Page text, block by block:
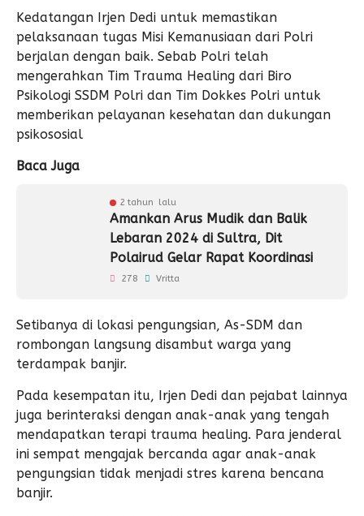
Kedatangan Irjen Dedi untuk memastikan
pelaksanaan tugas Misi Kemanusiaan dari Polri
berjalan dengan baik. Sebab Polri telah
mengerahkan Tim Trauma Healing dari Biro
Psikologi SSDM Polri dan Tim Dokkes Polri untuk
memberikan pelayanan kesehatan dan dukungan
psikososial
Baca Juga
2 tahun lalu
Amankan Arus Mudik dan Balik
Lebaran 2024 di Sultra, Dit
Polairud Gelar Rapat Koordinasi
278 Vritta
Setibanya di lokasi pengungsian, As-SDM dan
rombongan langsung disambut warga yang
terdampak banjir.
Pada kesempatan itu, Irjen Dedi dan pejabat lainnya
juga berinteraksi dengan anak-anak yang tengah
mendapatkan terapi trauma healing. Para jenderal
ini sempat mengajak bercanda agar anak-anak
pengungsian tidak menjadi stres karena bencana
banjir.